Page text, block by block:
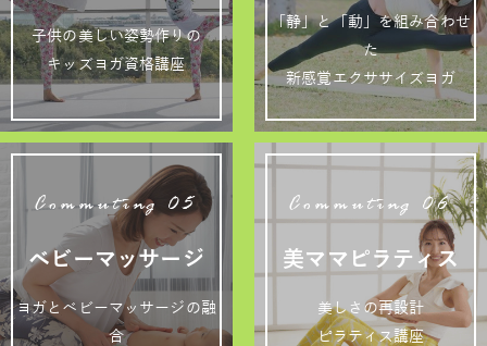
子供の美しい姿勢作りの
キッズヨガ資格講座
「静」と「動」を組み合わせ
た
新感覚エクササイズヨガ
Commuting 05
ベビーマッサージ
ヨガとベビーマッサージの融
合
Commuting 06
美ママピラティス
美しさの再設計
ピラティス講座